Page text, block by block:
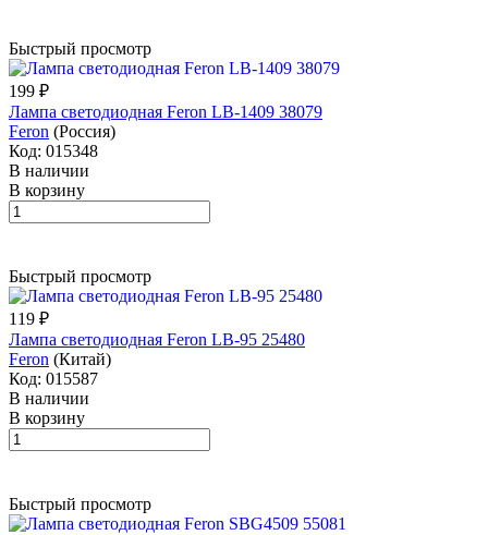
Быстрый просмотр
199 ₽
Лампа светодиодная Feron LB-1409 38079
Feron (Россия)
Код: 015348
В наличии
В корзину
Быстрый просмотр
119 ₽
Лампа светодиодная Feron LB-95 25480
Feron (Китай)
Код: 015587
В наличии
В корзину
Быстрый просмотр